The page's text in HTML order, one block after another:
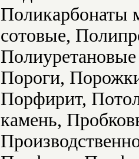
Поликарбонаты
сотовые,
Пороги,
Порфирит,
камень,